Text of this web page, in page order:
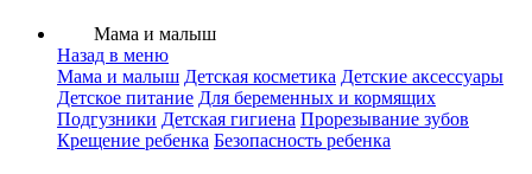
Мама и малыш
Назад в меню
Мама и малыш Детская косметика Детские аксессуары
Детское питание Для беременных и кормящих
Подгузники Детская гигиена Прорезывание зубов
Крещение ребенка Безопасность ребенка